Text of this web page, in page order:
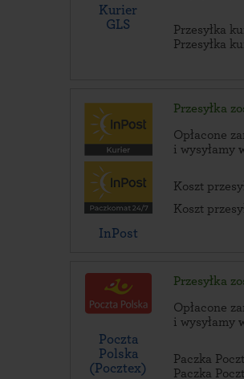
Kurier
GLS
Przesyłka
Przesyłka
InPost
Przesyłka
Opłacone
i wysyłamy
Koszt
Koszt
Poczta
Polska
(Pocztex)
Przesyłka
Opłacone
i wysyłamy
Paczka
Paczka